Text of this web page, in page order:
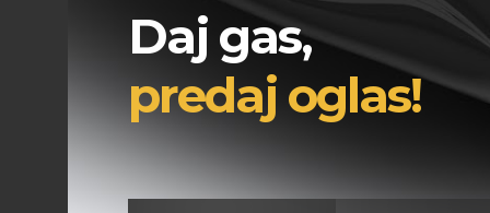
Daj gas,
predaj oglas!